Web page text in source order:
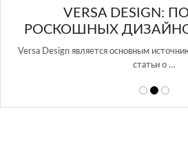
DESIGN: ПОДБОРКА
ДИЗАЙНОВ ИНТЕРЬЕРА
основным источником вдохновения для этой